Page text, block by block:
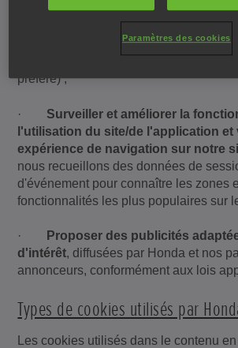
vous intéresser(par exemple, nous
en mesure d'adapter votre expérience
préféré) ;
· Surveiller et améliorer la
l'utilisation du site/de l'application et
expérience de navigation sur notre
nous recueillons des données de
d'événement pour connaître les zones
fonctionnalités les plus populaires sur
· Proposer des publicités
d'intérêt, diffusées par Honda et nos
annonceurs, conformément aux lois
Types de cookies utilisés par
Les cookies utilisés dans le contenu
Paramètres des cookies